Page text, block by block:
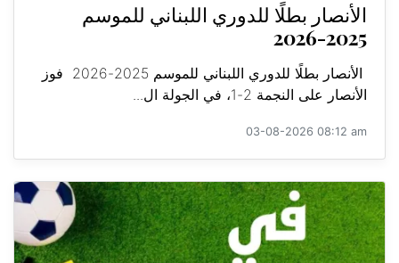
الأنصار بطلًا للدوري اللبناني للموسم
2025-2026
الأنصار بطلًا للدوري اللبناني للموسم 2025-2026 فوز
الأنصار على النجمة 2-1، في الجولة ال...
03-08-2026 08:12 am